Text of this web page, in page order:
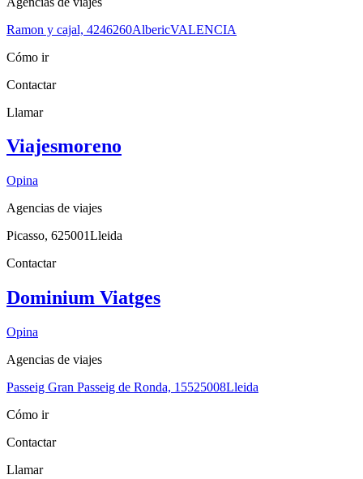
Ramon y cajal, 4246260AlbericVALENCIA
Cómo ir
Contactar
Llamar
Viajesmoreno
Opina
Agencias de viajes
Picasso, 625001Lleida
Contactar
Dominium Viatges
Opina
Agencias de viajes
Passeig Gran Passeig de Ronda, 15525008Lleida
Cómo ir
Contactar
Llamar